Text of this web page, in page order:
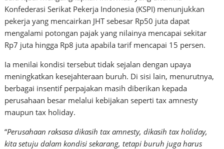
Konfederasi Serikat Pekerja Indonesia (KSPI) menunjukkan
pekerja yang mencairkan JHT sebesar Rp50 juta dapat
mengalami potongan pajak yang nilainya mencapai sekitar
Rp7 juta hingga Rp8 juta apabila tarif mencapai 15 persen.
Ia menilai kondisi tersebut tidak sejalan dengan upaya
meningkatkan kesejahteraan buruh. Di sisi lain, menurutnya,
berbagai insentif perpajakan masih diberikan kepada
perusahaan besar melalui kebijakan seperti tax amnesty
maupun tax holiday.
“Perusahaan raksasa dikasih tax amnesty, dikasih tax holiday,
kita setuju dalam kondisi sekarang, tetapi buruh juga harus